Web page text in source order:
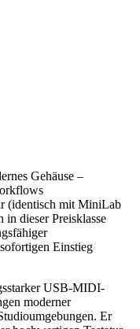
Gehäuse –
(identisch mit MiniLab
in dieser Preisklasse
Einstieg
USB-MIDI-
moderner
Er